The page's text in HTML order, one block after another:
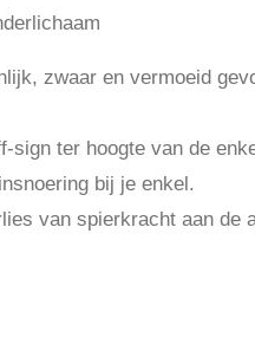
zwaar en vermoeid
sign ter hoogte van de
bij je enkel.
van spierkracht aan de